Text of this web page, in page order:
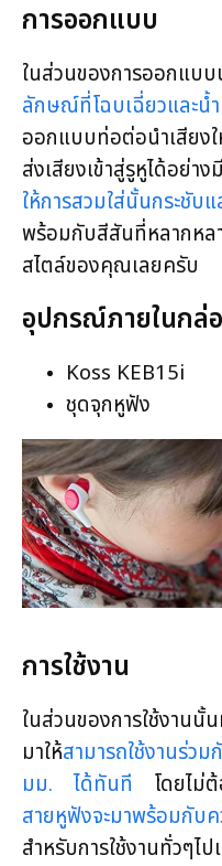
การออกแบบ
ในส่วนของการออกแบ
ลักษณ์ที่โฉบเฉี่ยวและน้
ออกแบบท่อต่อนำเสียง
ส่งเสียงเข้าสู่รูหูได้อย่า
ให้การสวมใส่นั้นกระชับ
พร้อมกับสีสันที่หลากหล
สไตล์ของคุณเลยครับ
อุปกรณ์ภายในกล่
Koss KEB15i
ชุดจุกหูฟัง
การใช้งาน
ในส่วนของการใช้งาน
มาให้สามารถใช้งานร่
มม. ได้ทันที โดยไม่
สายหูฟังจะมาพร้อมกับ
สำหรับการใช้งานทั่วๆไป